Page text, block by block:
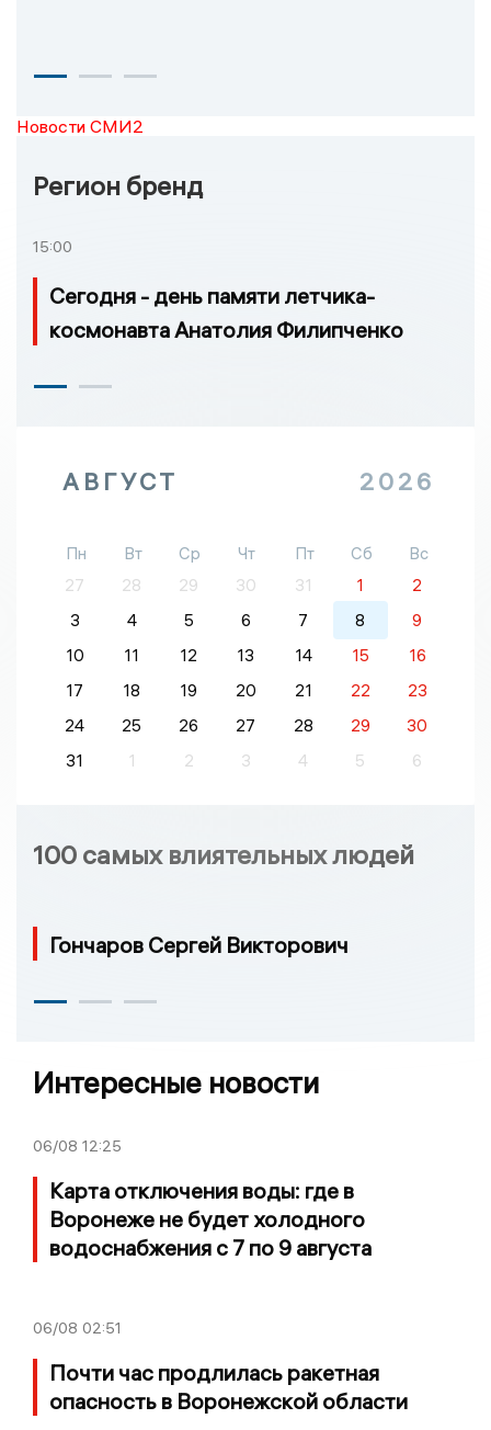
Новости СМИ2
Регион бренд
15:00
Сегодня - день памяти летчика-
космонавта Анатолия Филипченко
АВГУСТ 2026
Пн Вт Ср Чт Пт Сб
Вс
27
28 29 30 31 1
2
3
4 5 6 7 8
9
10
11 12 13 14 15
16
17
18 19 20 21 22
23
24
25 26 27 28 29
30
31
1 2 3 4 5 6
100 самых влиятельных людей
Гончаров Сергей Викторович
Интересные новости
06/08 12:25
Карта отключения воды: где в
Воронеже не будет холодного
водоснабжения с 7 по 9 августа
06/08 02:51
Почти час продлилась ракетная
опасность в Воронежской области